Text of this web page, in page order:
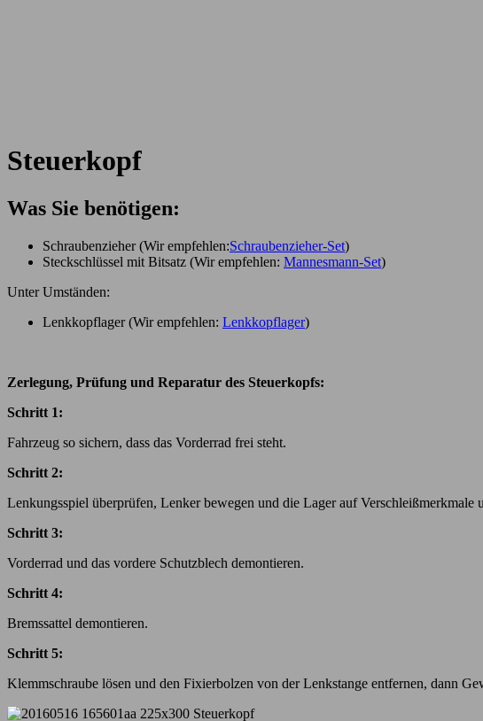
Steuerkopf
Was Sie benötigen:
Schraubenzieher (Wir empfehlen:Schraubenzieher-Set)
Steckschlüssel mit Bitsatz (Wir empfehlen: Mannesmann-Set)
Unter Umständen:
Lenkkopflager (Wir empfehlen: Lenkkopflager)
Zerlegung, Prüfung und Reparatur des Steuerkopfs:
Schritt 1:
Fahrzeug so sichern, dass das Vorderrad frei steht.
Schritt 2:
Lenkungsspiel überprüfen, Lenker bewegen und die Lager auf
Schritt 3:
Vorderrad und das vordere Schutzblech demontieren.
Schritt 4:
Bremssattel demontieren.
Schritt 5:
Klemmschraube lösen und den Fixierbolzen von der Lenkstange entfernen, dann